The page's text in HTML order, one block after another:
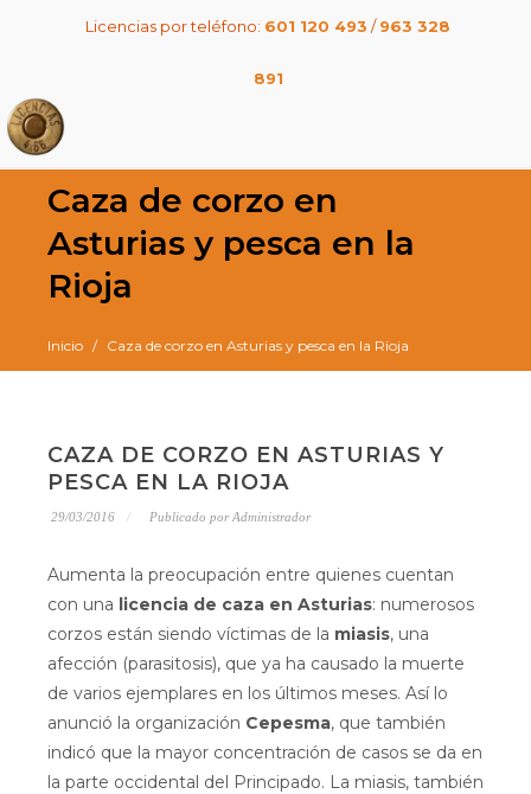
Licencias por teléfono: 601 120 493 /963 328
891
Caza de corzo en
Asturias y pesca en la
Rioja
Inicio Caza de corzo en Asturias y pesca en la Rioja
CAZA DE CORZO EN ASTURIAS Y
PESCA EN LA RIOJA
29/03/2016 Publicado por Administrador
Aumenta la preocupación entre quienes cuentan
con una licencia de caza en Asturias: numerosos
corzos están siendo víctimas de la miasis, una
afección (parasitosis), que ya ha causado la muerte
de varios ejemplares en los últimos meses. Así lo
anunció la organización Cepesma, que también
indicó que la mayor concentración de casos se da en
la parte occidental del Principado. La miasis, también